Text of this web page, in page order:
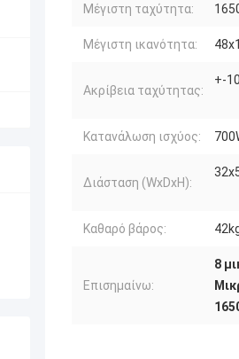
Μέγιστη ταχύτητα:
Μέγιστη ικανότητα:
Ακρίβεια ταχύτητας:
+-
Κατανάλωση ισχύος:
Διάσταση (WxDxH):
Καθαρό βάρος:
Επισημαίνω:
8